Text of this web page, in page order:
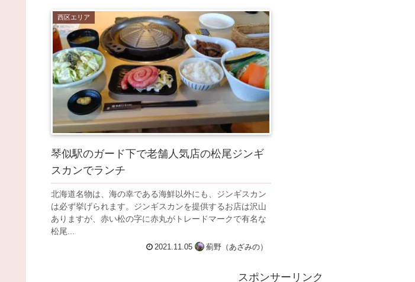
西区エリア
琴似駅のガード下で老舗人気店の松尾ジンギ
スカンでランチ
北海道名物は、海の幸である海鮮以外にも、ジンギスカン
は必ず挙げられます。ジンギスカンを提供するお店は沢山
ありますが、赤い松の字に赤丸がトレードマークで有名な
松尾...
2021.11.05 薊野（あざみの）
スポンサーリンク